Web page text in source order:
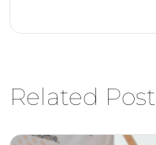
Related Post